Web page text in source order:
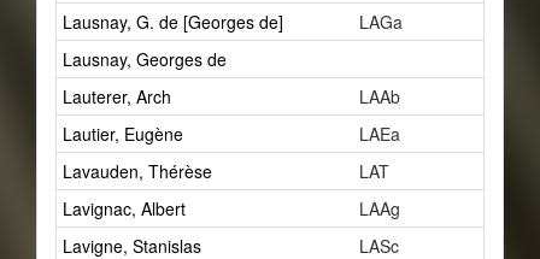
Lausnay, G. de [Georges de]
LAGa
Lausnay, Georges de
Lauterer, Arch
LAAb
Lautier, Eugène
LAEa
Lavauden, Thérèse
LAT
Lavignac, Albert
LAAg
Lavigne, Stanislas
LASc